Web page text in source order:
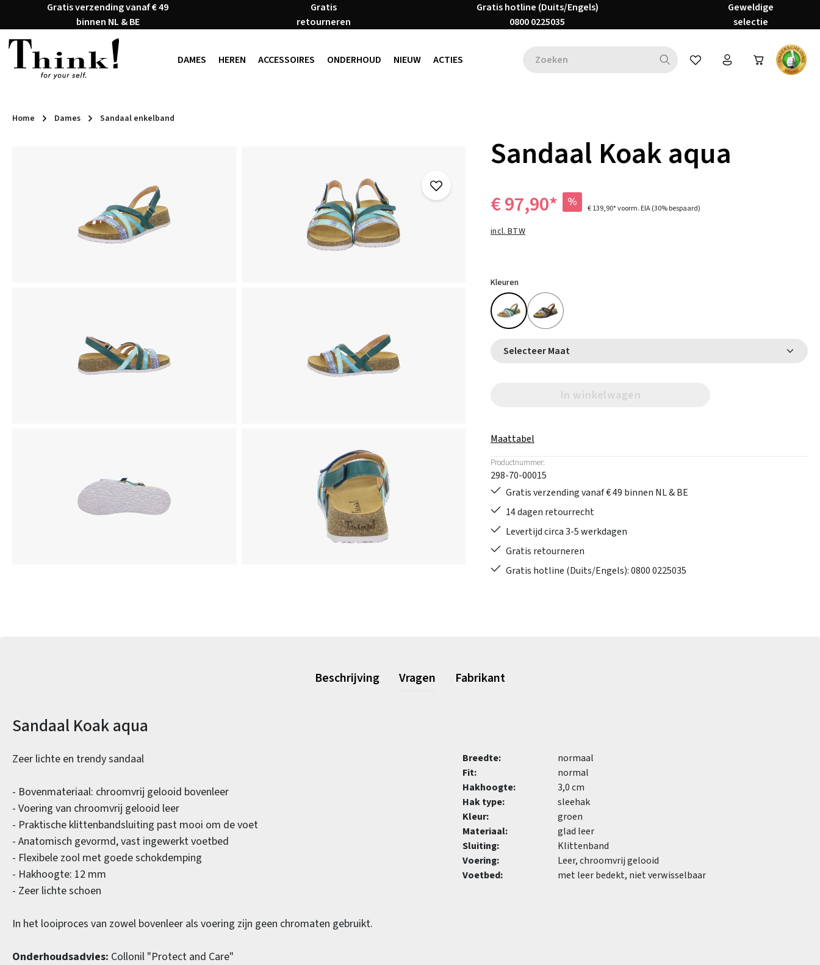
de hoofdinhoud
Ga naar de zoekopdracht
Ga naar de hoofdnavigatie
Gratis verzending vanaf € 49
binnen NL & BE
Gratis
retourneren
Gratis hotline (Duits/Engels)
0800 0225035
Geweldige
selectie
DAMES HEREN ACCESSOIRES ONDERHOUD NIEUW ACTIES Je hebt 0 items op je
Home Dames Sandaal enkelband
Sandaal Koak aqua
€ 97,90* % € 139,90*voorm. EIA(30% bespaard)
incl. BTW
Kleuren
Selecteer Maat
In winkelwagen
Maattabel
Productnummer:
298-70-00015
Gratis verzending vanaf € 49 binnen NL & BE
14 dagen retourrecht
Levertijd circa 3-5 werkdagen
Gratis retourneren
Gratis hotline (Duits/Engels): 0800 0225035
Beschrijving Vragen Fabrikant
Productinformatie
Sandaal Koak aqua
Zeer lichte en trendy sandaal
- Bovenmateriaal: chroomvrij gelooid bovenleer
- Voering van chroomvrij gelooid leer
- Praktische klittenbandsluiting past mooi om de voet
- Anatomisch gevormd, vast ingewerkt voetbed
- Flexibele zool met goede schokdemping
- Hakhoogte: 12 mm
- Zeer lichte schoen
In het looiproces van zowel bovenleer als voering zijn geen chromaten gebruikt.
Onderhoudsadvies: Collonil "Protect and Care"
Breedte:
normaal
Fit:
normal
Hakhoogte:
3,0 cm
Hak type:
sleehak
Kleur:
groen
Materiaal:
glad leer
Sluiting:
Klittenband
Voering:
Leer, chroomvrij gelooid
Voetbed:
met leer bedekt, niet verwisselbaar